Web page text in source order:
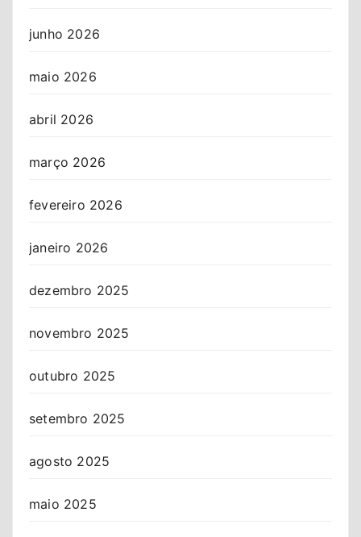
junho 2026
maio 2026
abril 2026
março 2026
fevereiro 2026
janeiro 2026
dezembro 2025
novembro 2025
outubro 2025
setembro 2025
agosto 2025
maio 2025